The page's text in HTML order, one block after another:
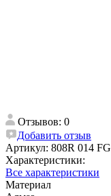
Отзывов: 0
Добавить отзыв
Артикул: 808R 014 FG
Характеристики:
Все характеристики
Материал